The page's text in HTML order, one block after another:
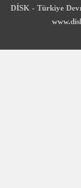
DİSK - Türkiye